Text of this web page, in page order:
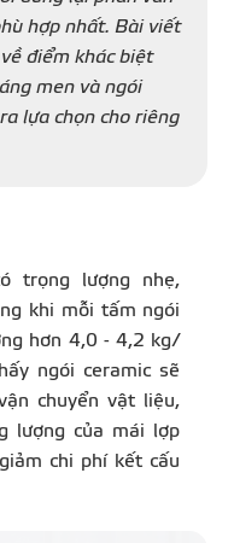
TIN SỰ KIỆN
hợp nhất. Bài viết
điểm khác biệt
men và ngói
lựa chọn cho riêng
trọng lượng nhẹ,
khi mỗi tấm ngói
hơn 4,0 - 4,2 kg/
ngói ceramic sẽ
chuyển vật liệu,
lượng của mái lợp
chi phí kết cấu